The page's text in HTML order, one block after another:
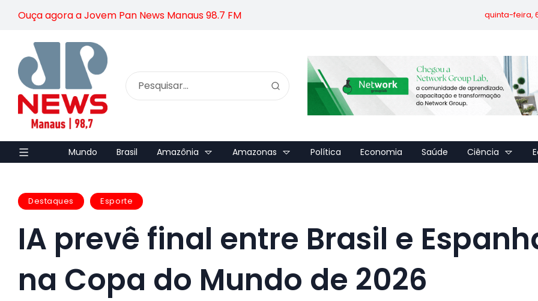
Ouça agora a Jovem Pan News Manaus 98.7 FM quinta-feira,
Mundo Brasil Amazônia Amazonas Política Economia Saúde Ciência
Destaques Esporte
IA prevê final entre Brasil e
na Copa do Mundo de 2026